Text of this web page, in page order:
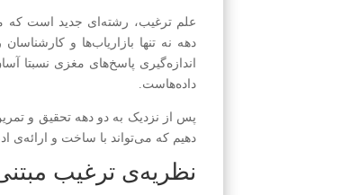
علم ترغیب، رشته‌ای جدید است که
دهه نه تنها بازاریاب‌ها و
اندازه‌گیری پاسخ‌های مغزی
داده‌هاست.
پس از نزدیک به دو دهه تحقیق و
دهیم که می‌تواند با ساخت و ارائه‌ی
نظریه‌ی ترغیب